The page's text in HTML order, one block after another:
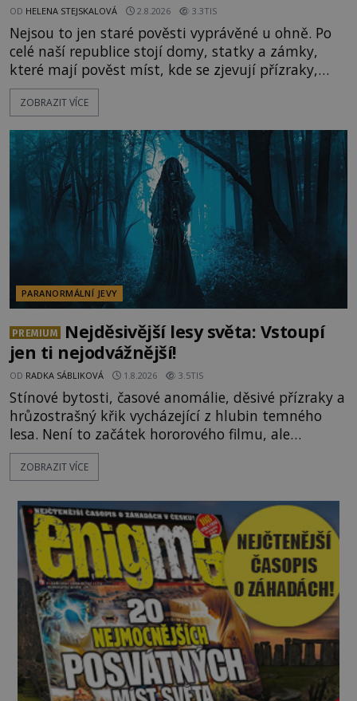
OD HELENA STEJSKALOVÁ 2.8.2026 3.3TIS
Nejsou to jen staré pověsti vyprávěné u ohně. Po
celé naší republice stojí domy, statky a zámky,
které mají pověst míst, kde se zjevují přízraky,
ozývají nevysvětlitelné zvuky nebo se dějí podivné
jevy. Zatímco historici většinou hledají racionální
lokality vykazují nápadně podobná svědectví po
celé generace. A právě tato opakující se svědectví
ZOBRAZIT VÍCE
PARANORMÁLNÍ JEVY
PREMIUM
Nejděsivější lesy světa: Vstoupí
jen ti nejodvážnější!
OD RADKA SÁBLIKOVÁ 1.8.2026 3.5TIS
Stínové bytosti, časové anomálie, děsivé přízraky a
hrůzostrašný křik vycházející z hlubin temného
lesa. Není to začátek hororového filmu, ale
události, které popisují návštěvníci lesů, které jsou
označovány jako nejděsivější na světě. Lidé bydlící
vyhýbají! Už jste o těchto lesích slyšeli? A odvážili
byste se je navštívit? [gallery ids="17
ZOBRAZIT VÍCE